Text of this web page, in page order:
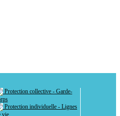
Protection collective - Garde-
Protection individuelle - Lignes